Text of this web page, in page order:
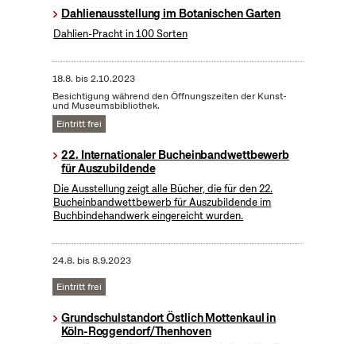
Dahlienausstellung im Botanischen Garten
Dahlien-Pracht in 100 Sorten
18.8. bis2.10.2023
Besichtigung während den Öffnungszeiten der Kunst-
und Museumsbibliothek.
Eintritt frei
22. Internationaler Bucheinbandwettbewerb
für Auszubildende
Die Ausstellung zeigt alle Bücher, die für den 22.
Bucheinbandwettbewerb für Auszubildende im
Buchbindehandwerk eingereicht wurden.
24.8. bis8.9.2023
Eintritt frei
Grundschulstandort Östlich Mottenkaul in
Köln-Roggendorf/Thenhoven